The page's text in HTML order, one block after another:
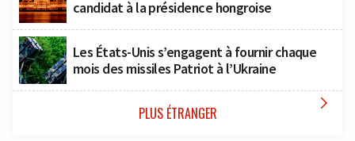
candidat à la présidence hongroise
Les États-Unis s’engagent à fournir chaque
mois des missiles Patriot à l’Ukraine
PLUS ÉTRANGER 